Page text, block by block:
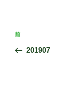
投
ナ
前
の
前
201907